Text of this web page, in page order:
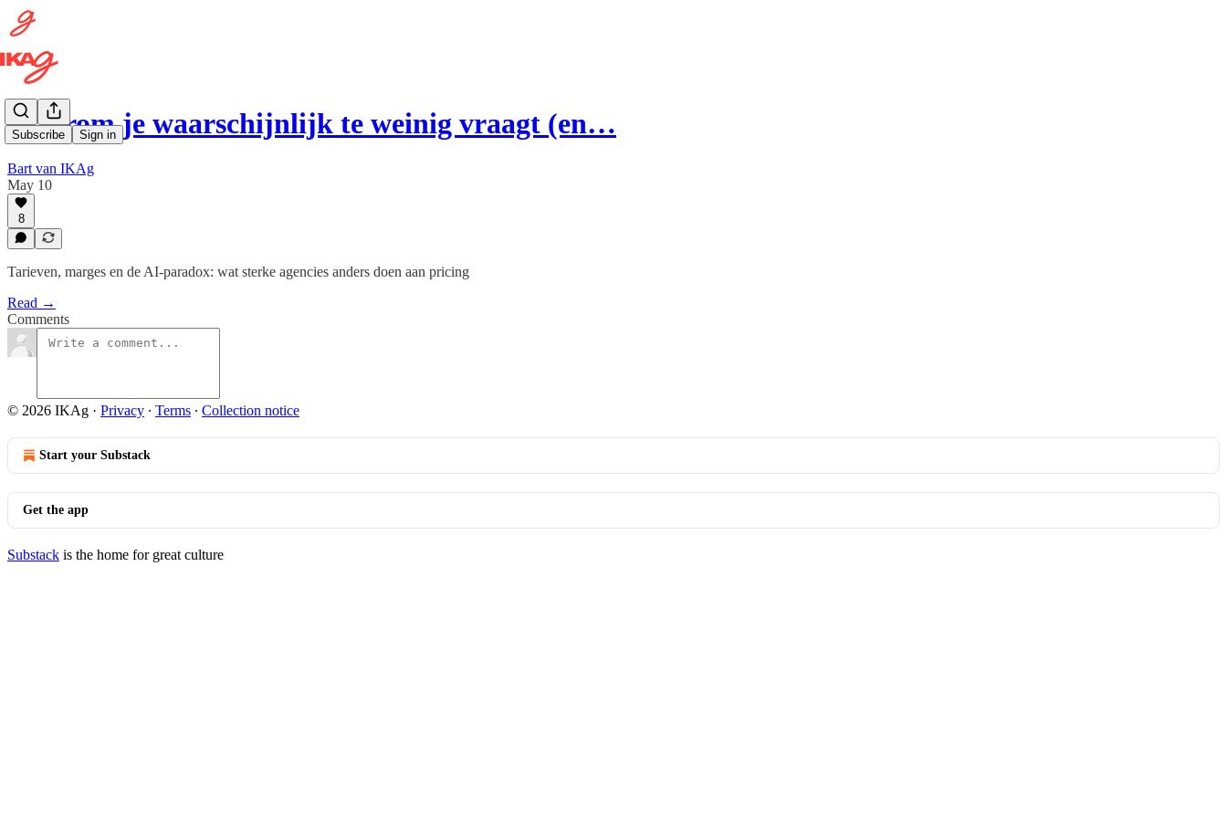
Subscribe Sign in
Waarom je waarschijnlijk te weinig vraagt (en…
Bart van IKAg
May 10
8
Tarieven, marges en de AI-paradox: wat sterke agencies anders doen aan pricing
Read →
Comments
© 2026 IKAg · Privacy ∙ Terms ∙ Collection notice
Start your Substack
Get the app
Substack is the home for great culture